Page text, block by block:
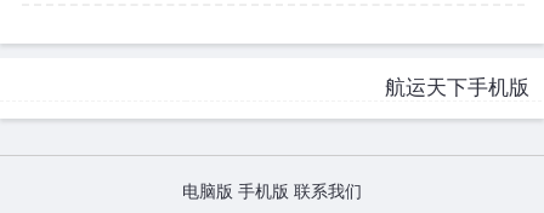
航运天下手机版
电脑版 手机版 联系我们